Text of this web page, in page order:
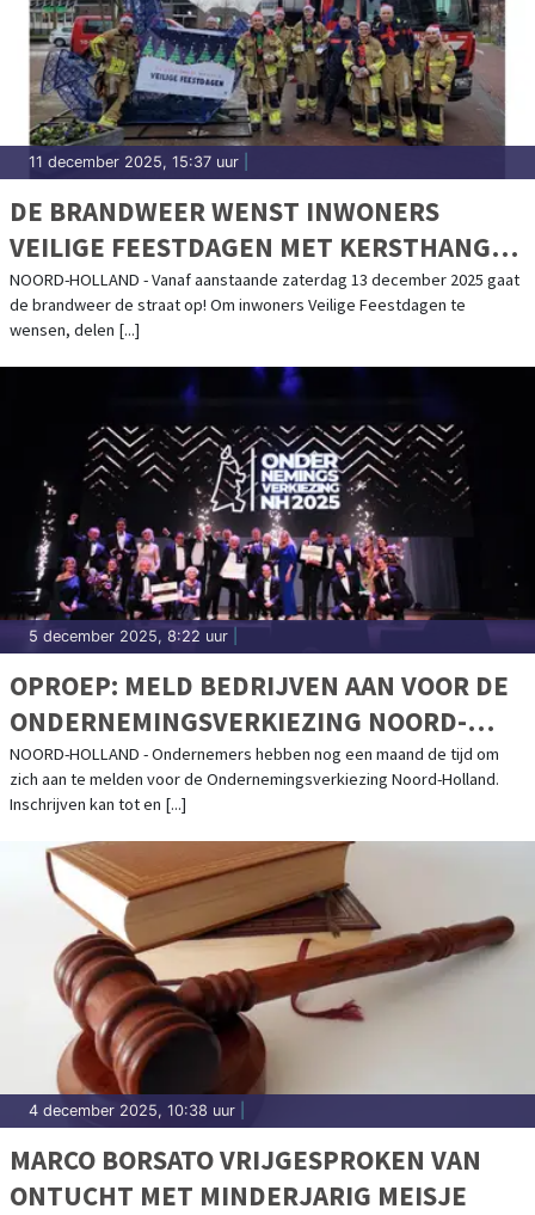
11 december 2025, 15:37 uur
DE BRANDWEER WENST INWONERS
VEILIGE FEESTDAGEN MET KERSTHANGER
OVER 112 EN HET GEEN SPOED-NUMMER
NOORD-HOLLAND - Vanaf aanstaande zaterdag 13 december 2025 gaat
de brandweer de straat op! Om inwoners Veilige Feestdagen te
wensen, delen [...]
5 december 2025, 8:22 uur
OPROEP: MELD BEDRIJVEN AAN VOOR DE
ONDERNEMINGSVERKIEZING NOORD-
HOLLAND 2026
NOORD-HOLLAND - Ondernemers hebben nog een maand de tijd om
zich aan te melden voor de Ondernemingsverkiezing Noord-Holland.
Inschrijven kan tot en [...]
4 december 2025, 10:38 uur
MARCO BORSATO VRIJGESPROKEN VAN
ONTUCHT MET MINDERJARIG MEISJE